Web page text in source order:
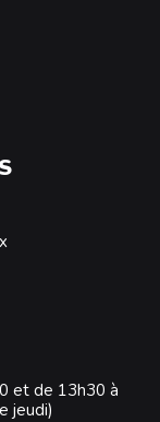
et de 13h30 à
jeudi)